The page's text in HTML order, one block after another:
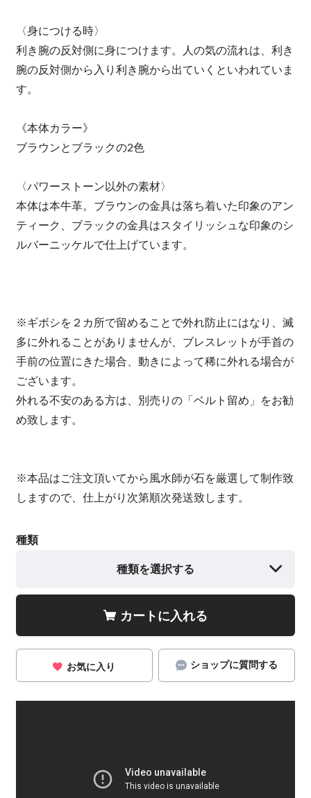
〈身につける時〉
利き腕の反対側に身につけます。人の気の流れは、利き
腕の反対側から入り利き腕から出ていくといわれていま
す。
《本体カラー》
ブラウンとブラックの2色
〈パワーストーン以外の素材〉
本体は本牛革。ブラウンの金具は落ち着いた印象のアン
ティーク、ブラックの金具はスタイリッシュな印象のシ
ルバーニッケルで仕上げています。
※ギボシを２カ所で留めることで外れ防止にはなり、滅
多に外れることがありませんが、ブレスレットが手首の
手前の位置にきた場合、動きによって稀に外れる場合が
ございます。
外れる不安のある方は、別売りの「ベルト留め」をお勧
め致します。
※本品はご注文頂いてから風水師が石を厳選して制作致
しますので、仕上がり次第順次発送致します。
種類
種類を選択する
カートに入れる
お気に入り ショップに質問する